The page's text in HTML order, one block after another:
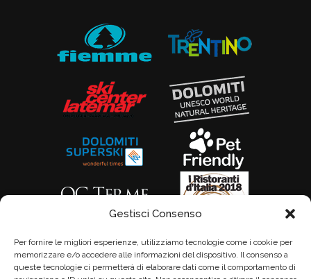
Gestisci Consenso
Per fornire le migliori esperienze, utilizziamo tecnologie come i cookie per
memorizzare e/o accedere alle informazioni del dispositivo. Il consenso a
queste tecnologie ci permetterà di elaborare dati come il comportamento di